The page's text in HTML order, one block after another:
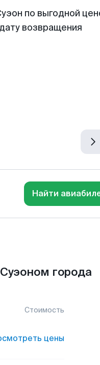
по выгодной
возвращения
Найти
города
Стоимость
цены